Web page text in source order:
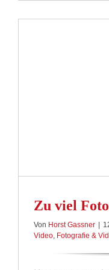
Zu viel
Von Horst Gassner
Video, Fotografie &